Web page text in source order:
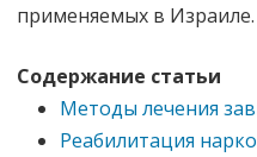
применяемых в Израиле.
Содержание статьи
Методы лечения
Реабилитация